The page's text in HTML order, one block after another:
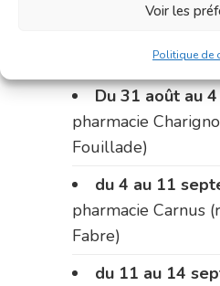
Voir les
Politique de
Bonnemaire (rue
Du 31 août au
pharmacie
Fouillade)
du 4 au 11
pharmacie Carnus
Fabre)
du 11 au 14